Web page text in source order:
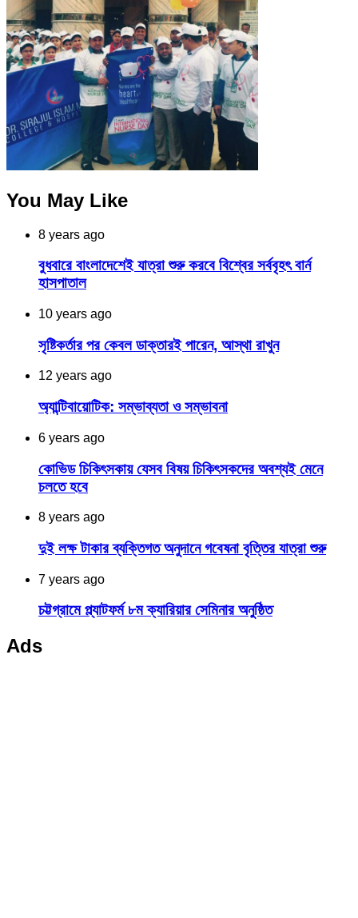
You May Like
8 years ago
বুধবারে বাংলাদেশেই যাত্রা শুরু করবে বিশ্বের সর্ববৃহৎ বার্ন
হাসপাতাল
10 years ago
সৃষ্টিকর্তার পর কেবল ডাক্তারই পারেন, আস্থা রাখুন
12 years ago
অ্যান্টিবায়োটিক: সম্ভাব্যতা ও সম্ভাবনা
6 years ago
কোভিড চিকিৎসকায় যেসব বিষয় চিকিৎসকদের অবশ্যই মেনে
চলতে হবে
8 years ago
দুই লক্ষ টাকার ব্যক্তিগত অনুদানে গবেষনা বৃত্তির যাত্রা শুরু
7 years ago
চট্টগ্রামে প্ল্যাটফর্ম ৮ম ক্যারিয়ার সেমিনার অনুষ্ঠিত
Ads